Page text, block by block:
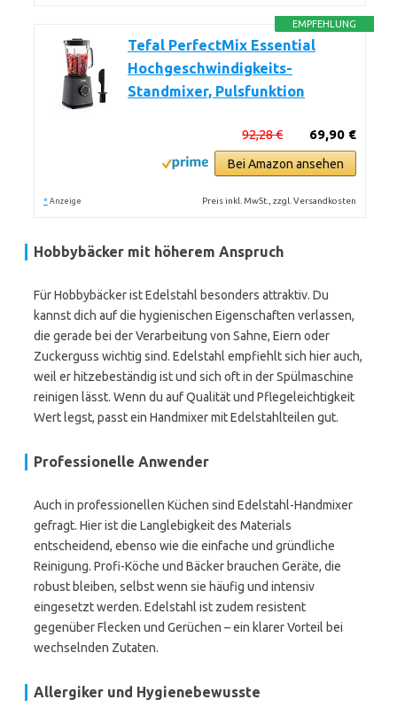
EMPFEHLUNG
Tefal PerfectMix Essential
Hochgeschwindigkeits-
Standmixer, Pulsfunktion
69,90 €
92,28 €
Bei Amazon ansehen
* Anzeige Preis inkl. MwSt., zzgl. Versandkosten
Hobbybäcker mit höherem Anspruch
Für Hobbybäcker ist Edelstahl besonders attraktiv. Du
kannst dich auf die hygienischen Eigenschaften verlassen,
die gerade bei der Verarbeitung von Sahne, Eiern oder
Zuckerguss wichtig sind. Edelstahl empfiehlt sich hier auch,
weil er hitzebeständig ist und sich oft in der Spülmaschine
reinigen lässt. Wenn du auf Qualität und Pflegeleichtigkeit
Wert legst, passt ein Handmixer mit Edelstahlteilen gut.
Professionelle Anwender
Auch in professionellen Küchen sind Edelstahl-Handmixer
gefragt. Hier ist die Langlebigkeit des Materials
entscheidend, ebenso wie die einfache und gründliche
Reinigung. Profi-Köche und Bäcker brauchen Geräte, die
robust bleiben, selbst wenn sie häufig und intensiv
eingesetzt werden. Edelstahl ist zudem resistent
gegenüber Flecken und Gerüchen – ein klarer Vorteil bei
wechselnden Zutaten.
Allergiker und Hygienebewusste